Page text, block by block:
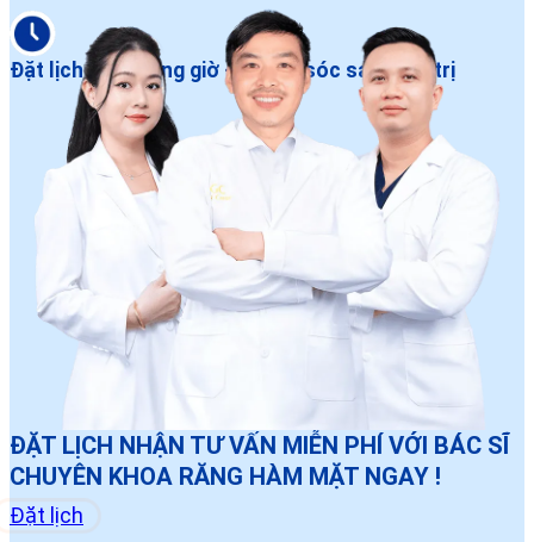
Đặt lịch dễ – Đúng giờ – Chăm sóc sau điều trị
ĐẶT LỊCH NHẬN TƯ VẤN MIỄN PHÍ VỚI BÁC SĨ
CHUYÊN KHOA RĂNG HÀM MẶT NGAY !
Đặt lịch